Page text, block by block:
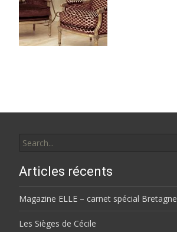
for:
Articles récents
Magazine ELLE – carnet spécial Bretagne
Les Sièges de Cécile